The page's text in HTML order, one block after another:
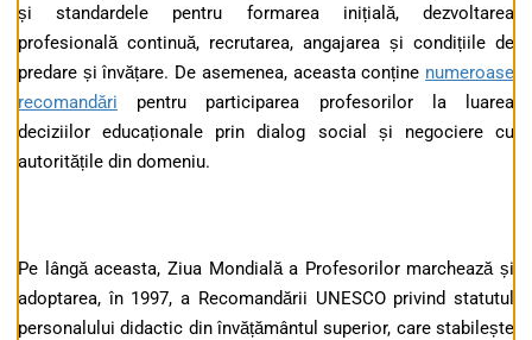
și standardele pentru formarea inițială, dezvoltarea
profesională continuă, recrutarea, angajarea și condițiile de
predare și învățare. De asemenea, aceasta conține numeroase
recomandări pentru participarea profesorilor la luarea
deciziilor educaționale prin dialog social și negociere cu
autoritățile din domeniu.
Pe lângă aceasta, Ziua Mondială a Profesorilor marchează și
adoptarea, în 1997, a Recomandării UNESCO privind statutul
personalului didactic din învățământul superior, care stabilește